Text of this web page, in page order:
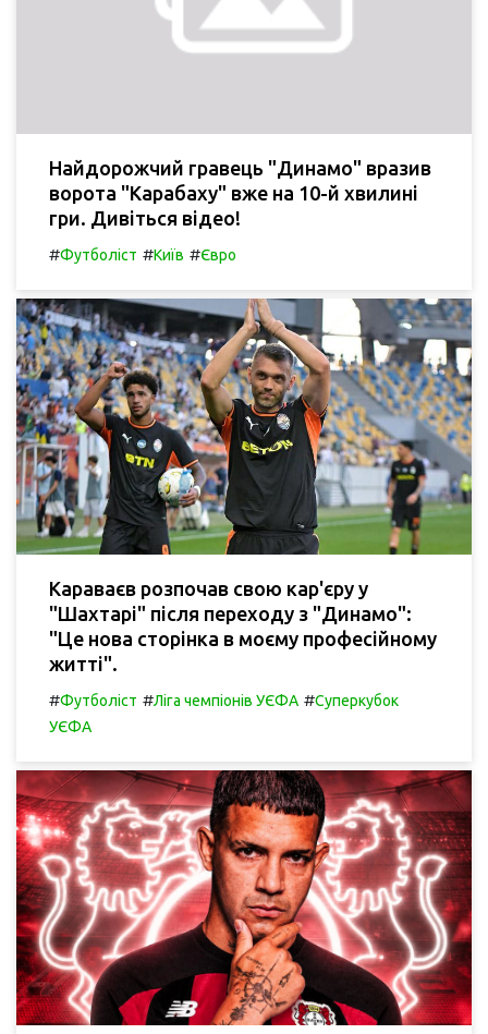
Найдорожчий гравець "Динамо" вразив
ворота "Карабаху" вже на 10-й хвилині
гри. Дивіться відео!
#Футболіст #Київ #Євро
Караваєв розпочав свою кар'єру у
"Шахтарі" після переходу з "Динамо":
"Це нова сторінка в моєму професійному
житті".
#Футболіст #Ліга чемпіонів УЄФА #Суперкубок
УЄФА